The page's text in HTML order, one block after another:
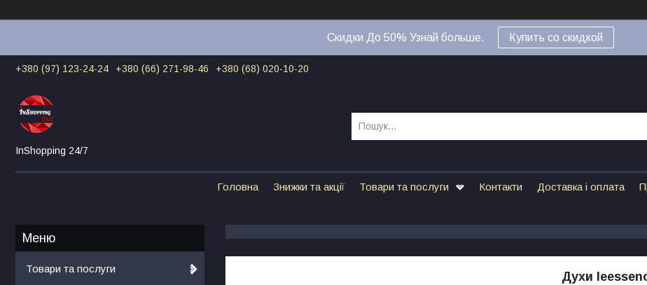
Скидки До 50% Узнай больше. Купить со скидкой
+380 (97) 123-24-24 +380 (66) 271-98-46 +380 (68) 020-10-20
InShopping 24/7
Головна Знижки та акції Товари та послуги Контакти Доставка і оплата
Духи
Товари та послуги